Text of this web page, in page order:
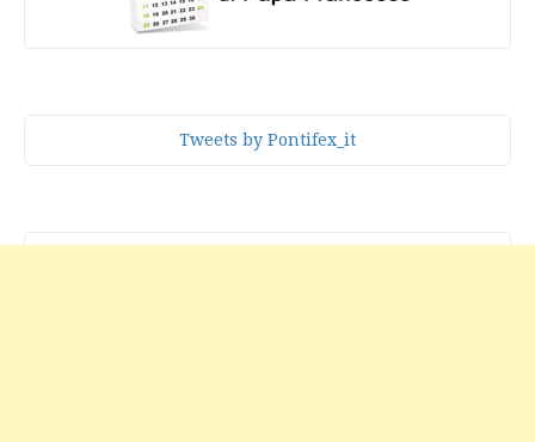
Tweets by Pontifex_it